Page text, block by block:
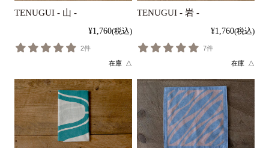
TENUGUI - 山 -
¥1,760(税込)
2件
在庫 △
TENUGUI - 岩 -
¥1,760(税込)
7件
在庫 △